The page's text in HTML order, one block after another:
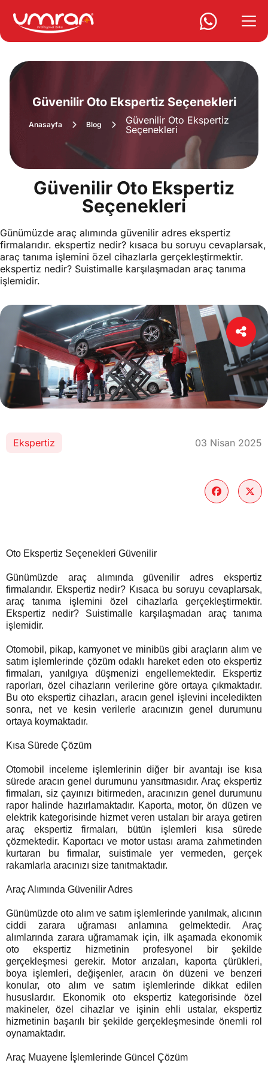
Güvenilir Oto Ekspertiz Seçenekleri
Anasayfa Blog
Güvenilir Oto Ekspertiz
Seçenekleri
Güvenilir Oto Ekspertiz
Seçenekleri
Günümüzde araç alımında güvenilir adres ekspertiz
firmalarıdır. ekspertiz nedir? kısaca bu soruyu cevaplarsak,
araç tanıma işlemini özel cihazlarla gerçekleştirmektir.
ekspertiz nedir? Suistimalle karşılaşmadan araç tanıma
işlemidir.
Ekspertiz 03 Nisan 2025
Oto Ekspertiz Seçenekleri Güvenilir
Günümüzde araç alımında güvenilir adres ekspertiz
firmalarıdır. Ekspertiz nedir? Kısaca bu soruyu cevaplarsak,
araç tanıma işlemini özel cihazlarla gerçekleştirmektir.
Ekspertiz nedir? Suistimalle karşılaşmadan araç tanıma
işlemidir.
Otomobil, pikap, kamyonet ve minibüs gibi araçların alım ve
satım işlemlerinde çözüm odaklı hareket eden oto ekspertiz
firmaları, yanılgıya düşmenizi engellemektedir. Ekspertiz
raporları, özel cihazların verilerine göre ortaya çıkmaktadır.
Bu oto ekspertiz cihazları, aracın genel işlevini inceledikten
sonra, net ve kesin verilerle aracınızın genel durumunu
ortaya koymaktadır.
Kısa Sürede Çözüm
Otomobil inceleme işlemlerinin diğer bir avantajı ise kısa
sürede aracın genel durumunu yansıtmasıdır. Araç ekspertiz
firmaları, siz çayınızı bitirmeden, aracınızın genel durumunu
rapor halinde hazırlamaktadır. Kaporta, motor, ön düzen ve
elektrik kategorisinde hizmet veren ustaları bir araya getiren
araç ekspertiz firmaları, bütün işlemleri kısa sürede
çözmektedir. Kaportacı ve motor ustası arama zahmetinden
kurtaran bu firmalar, suistimale yer vermeden, gerçek
rakamlarla aracınızı size tanıtmaktadır.
Araç Alımında Güvenilir Adres
Günümüzde oto alım ve satım işlemlerinde yanılmak, alıcının
ciddi zarara uğraması anlamına gelmektedir. Araç
alımlarında zarara uğramamak için, ilk aşamada ekonomik
oto ekspertiz hizmetinin profesyonel bir şekilde
gerçekleşmesi gerekir. Motor arızaları, kaporta çürükleri,
boya işlemleri, değişenler, aracın ön düzeni ve benzeri
konular, oto alım ve satım işlemlerinde dikkat edilen
hususlardır. Ekonomik oto ekspertiz kategorisinde özel
makineler, özel cihazlar ve işinin ehli ustalar, ekspertiz
hizmetinin başarılı bir şekilde gerçekleşmesinde önemli rol
oynamaktadır.
Araç Muayene İşlemlerinde Güncel Çözüm